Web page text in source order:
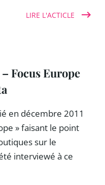
LIRE L'ACTICLE
Focus Europe
en décembre 2011
» faisant le point
sur le
interviewé à ce